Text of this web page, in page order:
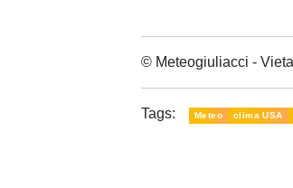
© Meteogiuliacci -
Tags: Meteo clima USA